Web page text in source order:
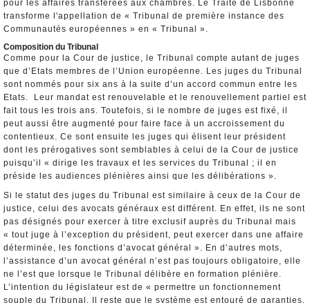
pour les affaires transférées aux chambres. Le Traité de Lisbonne
transforme l'appellation de « Tribunal de première instance des
Communautés européennes » en « Tribunal ».
Composition du Tribunal
Comme pour la Cour de justice, le Tribunal compte autant de juges
que d’Etats membres de l’Union européenne. Les juges du Tribunal
sont nommés pour six ans à la suite d’un accord commun entre les
Etats. Leur mandat est renouvelable et le renouvellement partiel est
fait tous les trois ans. Toutefois, si le nombre de juges est fixé, il
peut aussi être augmenté pour faire face à un accroissement du
contentieux. Ce sont ensuite les juges qui élisent leur président
dont les prérogatives sont semblables à celui de la Cour de justice
puisqu’il « dirige les travaux et les services du Tribunal ; il en
préside les audiences plénières ainsi que les délibérations ».
Si le statut des juges du Tribunal est similaire à ceux de la Cour de
justice, celui des avocats généraux est différent. En effet, ils ne sont
pas désignés pour exercer à titre exclusif auprès du Tribunal mais
« tout juge à l’exception du président, peut exercer dans une affaire
déterminée, les fonctions d’avocat général ». En d’autres mots,
l’assistance d’un avocat général n’est pas toujours obligatoire, elle
ne l’est que lorsque le Tribunal délibère en formation plénière.
L’intention du législateur est de « permettre un fonctionnement
souple du Tribunal. Il reste que le système est entouré de garanties,